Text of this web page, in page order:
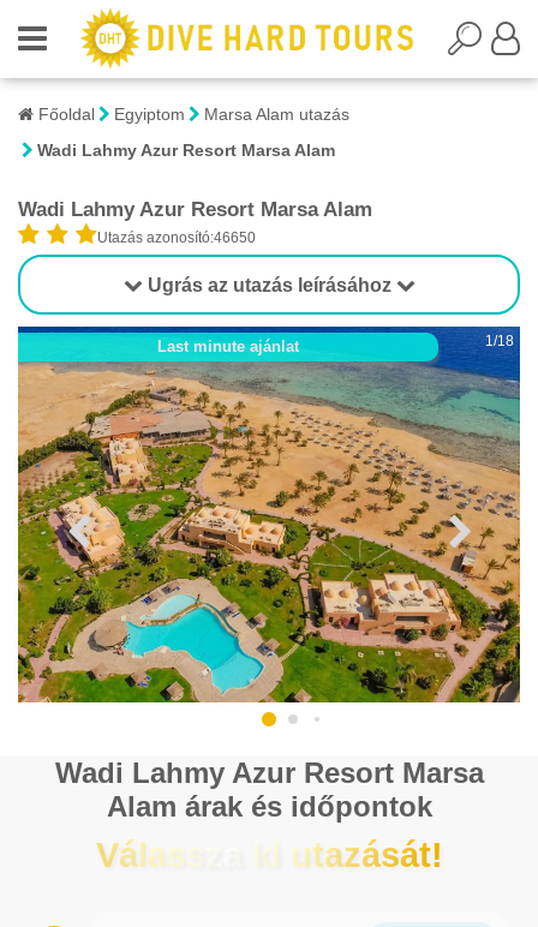
Főoldal Egyiptom
Marsa Alam utazás
Wadi Lahmy Azur Resort Marsa Alam
Wadi Lahmy Azur Resort Marsa Alam
Utazás azonosító:46650
Ugrás az utazás leírásához
1/18
Last minute ajánlat
Wadi Lahmy Azur Resort Marsa
Alam árak és időpontok
Válassza ki utazását!